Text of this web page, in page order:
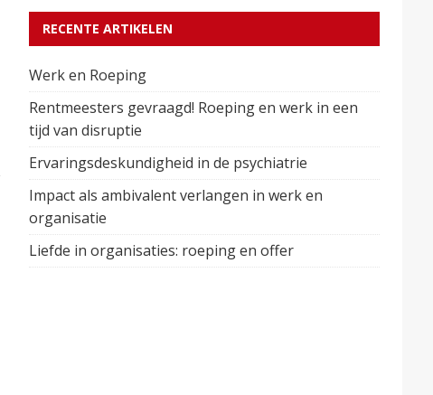
RECENTE ARTIKELEN
Werk en Roeping
Rentmeesters gevraagd! Roeping en werk in een
tijd van disruptie
Ervaringsdeskundigheid in de psychiatrie
Impact als ambivalent verlangen in werk en
organisatie
Liefde in organisaties: roeping en offer